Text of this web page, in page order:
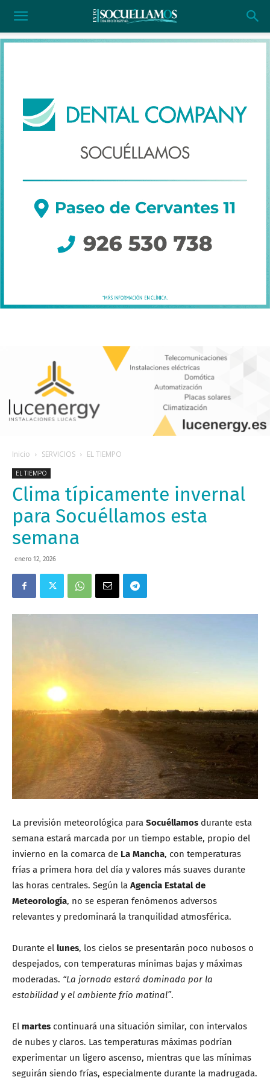
Inicio SERVICIOS EL TIEMPO
EL TIEMPO
Clima típicamente invernal
para Socuéllamos esta
semana
enero 12, 2026
La previsión meteorológica para Socuéllamos durante esta
semana estará marcada por un tiempo estable, propio del
invierno en la comarca de La Mancha, con temperaturas
frías a primera hora del día y valores más suaves durante
las horas centrales. Según la Agencia Estatal de
Meteorología, no se esperan fenómenos adversos
relevantes y predominará la tranquilidad atmosférica.
Durante el lunes, los cielos se presentarán poco nubosos o
despejados, con temperaturas mínimas bajas y máximas
moderadas. “La jornada estará dominada por la
estabilidad y el ambiente frío matinal”.
El martes continuará una situación similar, con intervalos
de nubes y claros. Las temperaturas máximas podrían
experimentar un ligero ascenso, mientras que las mínimas
seguirán siendo frías, especialmente durante la madrugada.